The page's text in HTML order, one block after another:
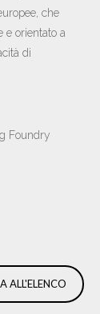
che
e orientato a
di
Foundry
ALL'ELENCO